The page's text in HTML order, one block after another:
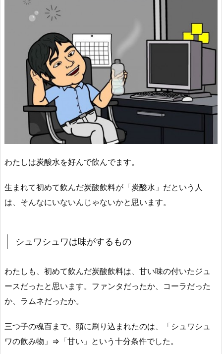
わたしは炭酸水を好んで飲んでます。
生まれて初めて飲んだ炭酸飲料が「炭酸水」だという人
は、そんなにいないんじゃないかと思います。
シュワシュワは味がするもの
わたしも、初めて飲んだ炭酸飲料は、甘い味の付いたジュ
ースだったと思います。ファンタだったか、コーラだった
か、ラムネだったか。
三つ子の魂百まで。頭に刷り込まれたのは、「シュワシュ
ワの飲み物」⇒「甘い」という十分条件でした。